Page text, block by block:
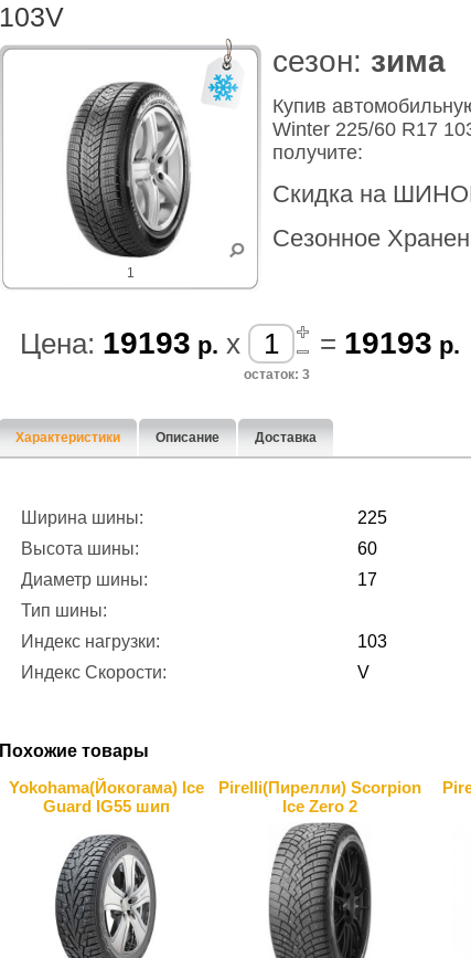
103V
1
cезон: зима
Купив
Winter 225/60 R17
получите:
Скидка на
Сезонное
Цена: 19193 р. x = 19193 р.
остаток: 3
Характеристики Описание Доставка
Ширина шины:
225
Высота шины:
60
Диаметр шины:
17
Тип шины:
Индекс нагрузки:
103
Индекс Скорости:
V
Похожие товары
Yokohama(Йокогама) Ice
Guard IG55 шип
Pirelli(Пирелли) Scorpion
Ice Zero 2